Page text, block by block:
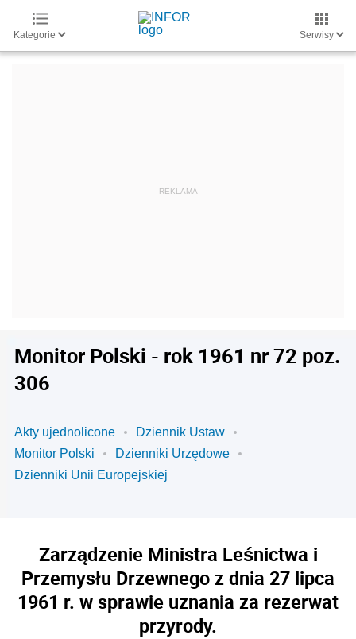
Kategorie Serwisy
Monitor Polski - rok 1961 nr 72 poz.
306
Akty ujednolicone
Dziennik Ustaw
Monitor Polski
Dzienniki Urzędowe
Dzienniki Unii Europejskiej
Zarządzenie Ministra Leśnictwa i
Przemysłu Drzewnego z dnia 27 lipca
1961 r. w sprawie uznania za rezerwat
przyrody.